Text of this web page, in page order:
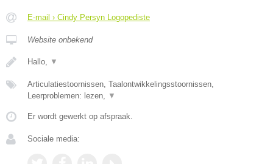
E-mail › Cindy Persyn Logopediste
Website onbekend
Hallo, ▼
Articulatiestoornissen, Taalontwikkelingsstoornissen,
Leerproblemen: lezen,
▼
Er wordt gewerkt op afspraak.
Sociale media: